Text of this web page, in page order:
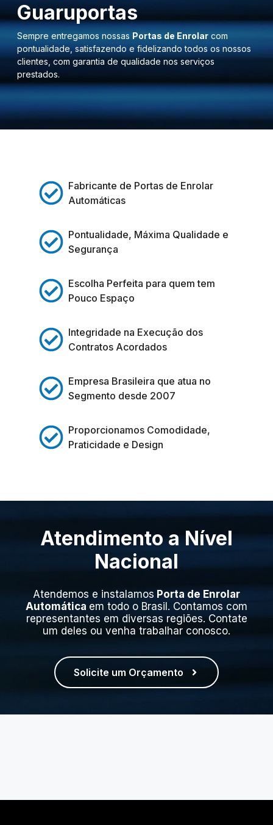
Guaruportas
Sempre entregamos nossas Portas de Enrolar com
pontualidade, satisfazendo e fidelizando todos os nossos
clientes, com garantia de qualidade nos serviços
prestados.
Fabricante de Portas de Enrolar
Automáticas
Pontualidade, Máxima Qualidade e
Segurança
Escolha Perfeita para quem tem
Pouco Espaço
Integridade na Execução dos
Contratos Acordados
Empresa Brasileira que atua no
Segmento desde 2007
Proporcionamos Comodidade,
Praticidade e Design
Atendimento a Nível
Nacional
Atendemos e instalamos Porta de Enrolar
Automática em todo o Brasil. Contamos com
representantes em diversas regiões. Contate
um deles ou venha trabalhar conosco.
Solicite um Orçamento